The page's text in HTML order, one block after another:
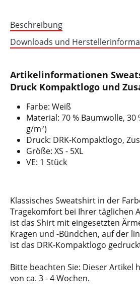
Beschreibung
Downloads und
Artikelinformationen
Druck Kompaktlogo und
Farbe: Weiß
Material: 70 % Baumwolle, 30
g/m²)
Druck: DRK-Kompaktlogo,
Größe: XS - 5XL
VE: 1 Stück
Klassisches Sweatshirt in der
Tragekomfort bei Ihrer täglichen
ist das Shirt mit eingesetzten
Kragen und -Bündchen, auf der
ist das DRK-Kompaktlogo
Bitte beachten Sie: Dieser Artikel
von ca. 3 - 4 Wochen.